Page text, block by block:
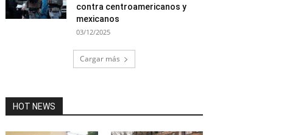
contra centroamericanos y
mexicanos
03/12/2025
Cargar más
HOT NEWS